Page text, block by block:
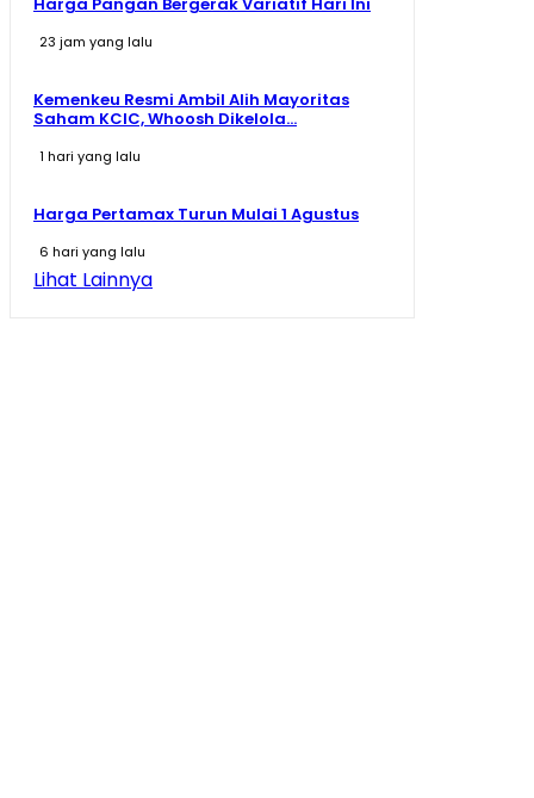
23 jam yang lalu
Kemenkeu Resmi Ambil Alih Mayoritas
Saham KCIC, Whoosh Dikelola...
1 hari yang lalu
Harga Pertamax Turun Mulai 1 Agustus
6 hari yang lalu
Lihat Lainnya